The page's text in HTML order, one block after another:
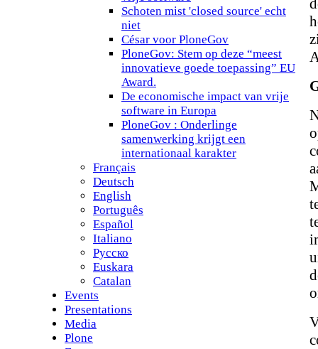
Schoten mist 'closed source' echt
niet
César voor PloneGov
PloneGov: Stem op deze “meest
innovatieve goede toepassing” EU
Award.
De economische impact van vrije
software in Europa
PloneGov : Onderlinge
samenwerking krijgt een
internationaal karakter
Français
Deutsch
English
Português
Español
Italiano
Русско
Euskara
Catalan
Events
Presentations
Media
Plone